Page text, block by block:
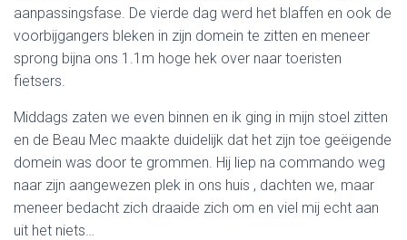
aanpassingsfase. De vierde dag werd het blaffen en ook de
voorbijgangers bleken in zijn domein te zitten en meneer
sprong bijna ons 1.1m hoge hek over naar toeristen
fietsers.
Middags zaten we even binnen en ik ging in mijn stoel zitten
en de Beau Mec maakte duidelijk dat het zijn toe geëigende
domein was door te grommen. Hij liep na commando weg
naar zijn aangewezen plek in ons huis , dachten we, maar
meneer bedacht zich draaide zich om en viel mij echt aan
uit het niets…